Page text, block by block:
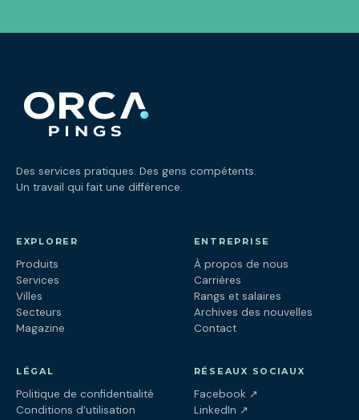
Des services pratiques. Des gens compétents.
Un travail qui fait une différence.
EXPLORER
Produits
Services
Villes
Secteurs
Magazine
ENTREPRISE
À propos de nous
Carrières
Rangs et salaires
Archives des nouvelles
Contact
LÉGAL
Politique de confidentialité
Conditions d’utilisation
RÉSEAUX SOCIAUX
Facebook ↗(ouvre dans un
LinkedIn ↗(ouvre dans un